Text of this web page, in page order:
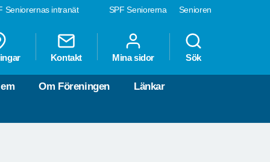
SPF Seniorerna Senioren
Seniorernas intranät
Kontakt Mina sidor Sök
Om Föreningen Länkar